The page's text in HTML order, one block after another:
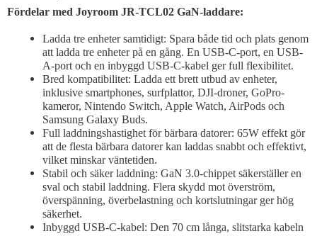
Fördelar med Joyroom JR-TCL02 GaN-laddare:
Ladda tre enheter samtidigt: Spara både tid och plats genom
att ladda tre enheter på en gång. En USB-C-port, en USB-
A-port och en inbyggd USB-C-kabel ger full flexibilitet.
Bred kompatibilitet: Ladda ett brett utbud av enheter,
inklusive smartphones, surfplattor, DJI-droner, GoPro-
kameror, Nintendo Switch, Apple Watch, AirPods och
Samsung Galaxy Buds.
Full laddningshastighet för bärbara datorer: 65W effekt gör
att de flesta bärbara datorer kan laddas snabbt och effektivt,
vilket minskar väntetiden.
Stabil och säker laddning: GaN 3.0-chippet säkerställer en
sval och stabil laddning. Flera skydd mot överström,
överspänning, överbelastning och kortslutningar ger hög
säkerhet.
Inbyggd USB-C-kabel: Den 70 cm långa, slitstarka kabeln